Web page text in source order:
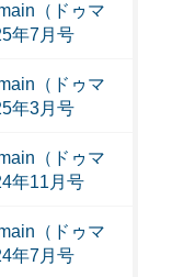
（ドゥマ
年7月号
（ドゥマ
年3月号
（ドゥマ
年11月号
（ドゥマ
年7月号